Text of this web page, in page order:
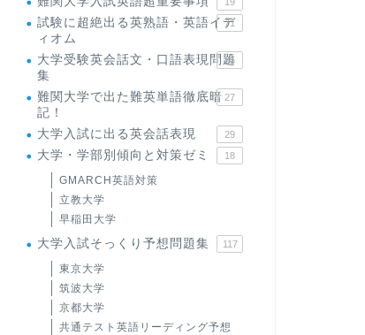
試験に超絶出る英熟語・英語イデ
ィオム
71
大学受験英会話文・口語表現問題
集
35
難関大学で出た難英単語徹底暗
記！
27
大学入試に出る英会話表現 29
大学・学部別傾向と対策ゼミ 18
GMARCH英語対策
立教大学
早稲田大学
大学入試そっくり予想問題集 117
東京大学
筑波大学
京都大学
共通テスト英語リーディング予想